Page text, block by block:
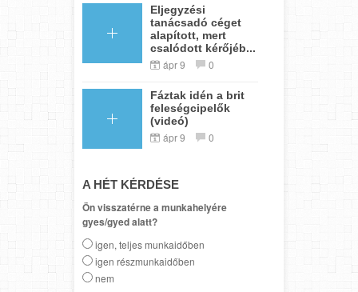
Eljegyzési
tanácsadó céget
alapított, mert
csalódott kérőjéb...
ápr 9 0
Fáztak idén a brit
feleségcipelők
(videó)
ápr 9 0
A HÉT KÉRDÉSE
Ön visszatérne a munkahelyére
gyes/gyed alatt?
igen, teljes munkaidőben
igen részmunkaidőben
nem